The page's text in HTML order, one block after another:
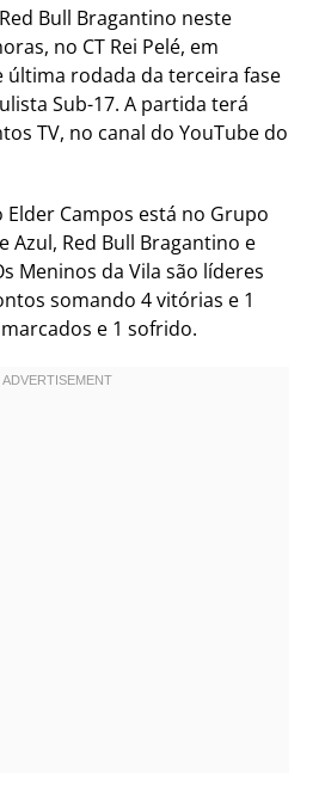
Bull Bragantino neste
no CT Rei Pelé, em
última rodada da terceira fase
Sub-17. A partida terá
TV, no canal do YouTube do
Campos está no Grupo
Azul, Red Bull Bragantino e
Meninos da Vila são líderes
somando 4 vitórias e 1
e 1 sofrido.